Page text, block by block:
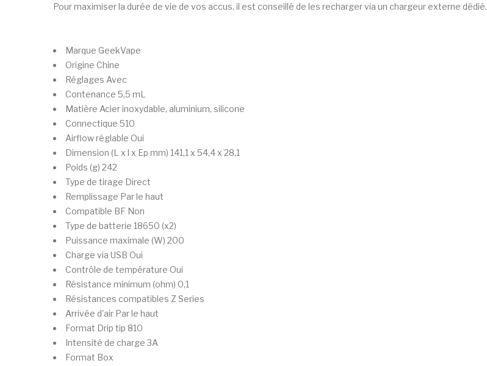
Pour maximiser la durée de vie de vos accus, il est conseillé de les recharger via un chargeur externe dédié.
Marque GeekVape
Origine Chine
Réglages Avec
Contenance 5,5 mL
Matière Acier inoxydable, aluminium, silicone
Connectique 510
Airflow réglable Oui
Dimension (L x l x Ep mm) 141,1 x 54,4 x 28,1
Poids (g) 242
Type de tirage Direct
Remplissage Par le haut
Compatible BF Non
Type de batterie 18650 (x2)
Puissance maximale (W) 200
Charge via USB Oui
Contrôle de température Oui
Résistance minimum (ohm) 0,1
Résistances compatibles Z Series
Arrivée d'air Par le haut
Format Drip tip 810
Intensité de charge 3A
Format Box